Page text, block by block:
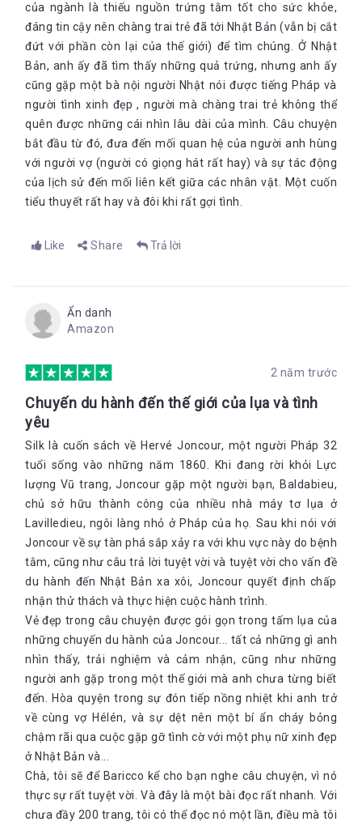
của ngành là thiếu nguồn trứng tằm tốt cho sức khỏe,
đáng tin cậy nên chàng trai trẻ đã tới Nhật Bản (vẫn bị cắt
đứt với phần còn lại của thế giới) để tìm chúng. Ở Nhật
Bản, anh ấy đã tìm thấy những quả trứng, nhưng anh ấy
cũng gặp một bà nội người Nhật nói được tiếng Pháp và
người tình xinh đẹp , người mà chàng trai trẻ không thể
quên được những cái nhìn lâu dài của mình. Câu chuyện
bắt đầu từ đó, đưa đến mối quan hệ của người anh hùng
với người vợ (người có giọng hát rất hay) và sự tác động
của lịch sử đến mối liên kết giữa các nhân vật. Một cuốn
tiểu thuyết rất hay và đôi khi rất gợi tình.
Like Share Trả lời
Ẩn danh
Amazon
2 năm trước
Chuyến du hành đến thế giới của lụa và tình
yêu
Silk là cuốn sách về Hervé Joncour, một người Pháp 32
tuổi sống vào những năm 1860. Khi đang rời khỏi Lực
lượng Vũ trang, Joncour gặp một người bạn, Baldabieu,
chủ sở hữu thành công của nhiều nhà máy tơ lụa ở
Lavilledieu, ngôi làng nhỏ ở Pháp của họ. Sau khi nói với
Joncour về sự tàn phá sắp xảy ra với khu vực này do bệnh
tằm, cũng như câu trả lời tuyệt vời và tuyệt vời cho vấn đề
du hành đến Nhật Bản xa xôi, Joncour quyết định chấp
nhận thử thách và thực hiện cuộc hành trình.
Vẻ đẹp trong câu chuyện được gói gọn trong tấm lụa của
những chuyến du hành của Joncour... tất cả những gì anh
nhìn thấy, trải nghiệm và cảm nhận, cũng như những
người anh gặp trong một thế giới mà anh chưa từng biết
đến. Hòa quyện trong sự đón tiếp nồng nhiệt khi anh trở
về cùng vợ Hélén, và sự dệt nên một bí ẩn cháy bỏng
chậm rãi qua cuộc gặp gỡ tình cờ với một phụ nữ xinh đẹp
ở Nhật Bản và...
Chà, tôi sẽ để Baricco kể cho bạn nghe câu chuyện, vì nó
thực sự rất tuyệt vời. Và đây là một bài đọc rất nhanh. Với
chưa đầy 200 trang, tôi có thể đọc nó một lần, điều mà tôi